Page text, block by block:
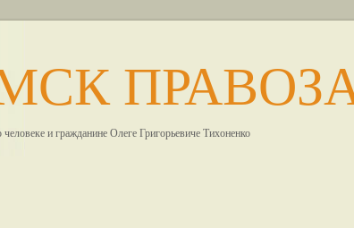
и гражданине Олеге Григорьевиче Тихоненко